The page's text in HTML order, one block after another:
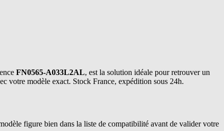
FN0565-A033L2AL, est la solution idéale pour retrouver un
votre modèle exact. Stock France, expédition sous 24h.
figure bien dans la liste de compatibilité avant de valider votre